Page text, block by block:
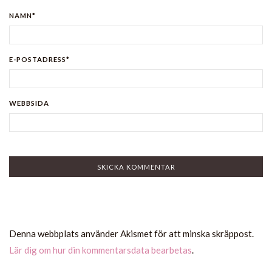
NAMN*
E-POSTADRESS*
WEBBSIDA
Denna webbplats använder Akismet för att minska skräppost.
Lär dig om hur din kommentarsdata bearbetas.